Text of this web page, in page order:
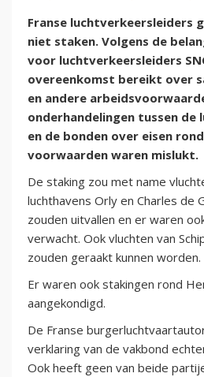
Franse luchtverkeersleiders
niet staken. Volgens de
voor luchtverkeersleiders
overeenkomst bereikt over
en andere
onderhandelingen tussen de
en de bonden over eisen
voorwaarden waren mislukt.
De staking zou met name
luchthavens Orly en Charles de
zouden uitvallen en er waren
verwacht. Ook vluchten van
zouden geraakt kunnen worden.
Er waren ook stakingen rond
aangekondigd.
De Franse
verklaring van de vakbond
Ook heeft geen van beide